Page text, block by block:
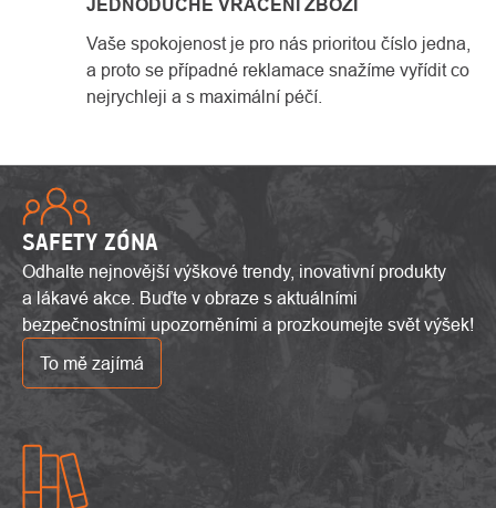
JEDNODUCHÉ VRÁCENÍ ZBOŽÍ
Vaše spokojenost je pro nás prioritou číslo jedna,
a proto se případné reklamace snažíme vyřídit co
nejrychleji a s maximální péčí.
SAFETY ZÓNA
Odhalte nejnovější výškové trendy, inovativní produkty
a lákavé akce. Buďte v obraze s aktuálními
bezpečnostními upozorněními a prozkoumejte svět výšek!
To mě zajímá